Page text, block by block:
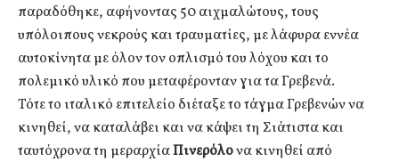
παραδόθηκε, αφήνοντας 50 αιχμαλώτους, τους
υπόλοιπους νεκρούς και τραυματίες, με λάφυρα εννέα
αυτοκίνητα με όλον τον οπλισμό του λόχου και το
πολεμικό υλικό που μεταφέρονταν για τα Γρεβενά.
Τότε το ιταλικό επιτελείο διέταξε το τάγμα Γρεβενών να
κινηθεί, να καταλάβει και να κάψει τη Σιάτιστα και
ταυτόχρονα τη μεραρχίαΠινερόλονα κινηθεί από